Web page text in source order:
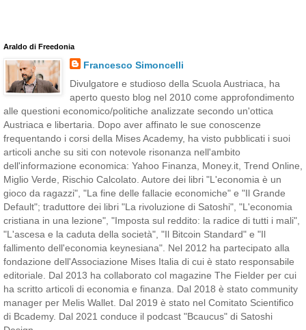
Araldo di Freedonia
Francesco Simoncelli
Divulgatore e studioso della Scuola Austriaca, ha
aperto questo blog nel 2010 come approfondimento
alle questioni economico/politiche analizzate secondo un'ottica
Austriaca e libertaria. Dopo aver affinato le sue conoscenze
frequentando i corsi della Mises Academy, ha visto pubblicati i suoi
articoli anche su siti con notevole risonanza nell'ambito
dell'informazione economica: Yahoo Finanza, Money.it, Trend Online,
Miglio Verde, Rischio Calcolato. Autore dei libri "L'economia è un
gioco da ragazzi", "La fine delle fallacie economiche" e "Il Grande
Default"; traduttore dei libri "La rivoluzione di Satoshi", "L'economia
cristiana in una lezione", "Imposta sul reddito: la radice di tutti i mali",
"L'ascesa e la caduta della società", "Il Bitcoin Standard" e "Il
fallimento dell'economia keynesiana". Nel 2012 ha partecipato alla
fondazione dell'Associazione Mises Italia di cui è stato responsabile
editoriale. Dal 2013 ha collaborato col magazine The Fielder per cui
ha scritto articoli di economia e finanza. Dal 2018 è stato community
manager per Melis Wallet. Dal 2019 è stato nel Comitato Scientifico
di Bcademy. Dal 2021 conduce il podcast "Bcaucus" di Satoshi